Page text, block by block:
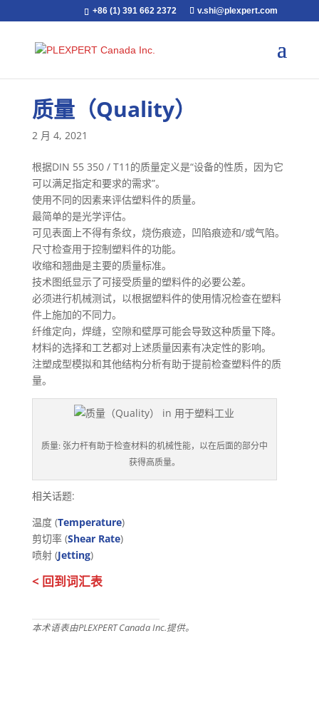
+86 (1) 391 662 2372 v.shi@plexpert.com
质量（Quality）
2 月 4, 2021
根据DIN 55 350 / T11的质量定义是“设备的性质，因为它
可以满足指定和要求的需求”。
使用不同的因素来评估塑料件的质量。
最简单的是光学评估。
可见表面上不得有条纹，烧伤痕迹，凹陷痕迹和/或气陷。
尺寸检查用于控制塑料件的功能。
收缩和翘曲是主要的​​质量标准。
技术图纸显示了可接受质量的塑料件的必要公差。
必须进行机械测试，以根据塑料件的使用情况检查在塑料
件上施加的不同力。
纤维定向，焊缝，空隙和壁厚可能会导致这种质量下降。
材料的选择和工艺都对上述质量因素有决定性的影响。
注塑成型模拟和其他结构分析有助于提前检查塑料件的质
量。
质量: 张力杆有助于检查材料的机械性能，以在后面的部分中
获得高质量。
相关话题:
温度 (Temperature)
剪切率 (Shear Rate)
喷射 (Jetting)
< 回到词汇表
本术语表由PLEXPERT Canada Inc.提供。